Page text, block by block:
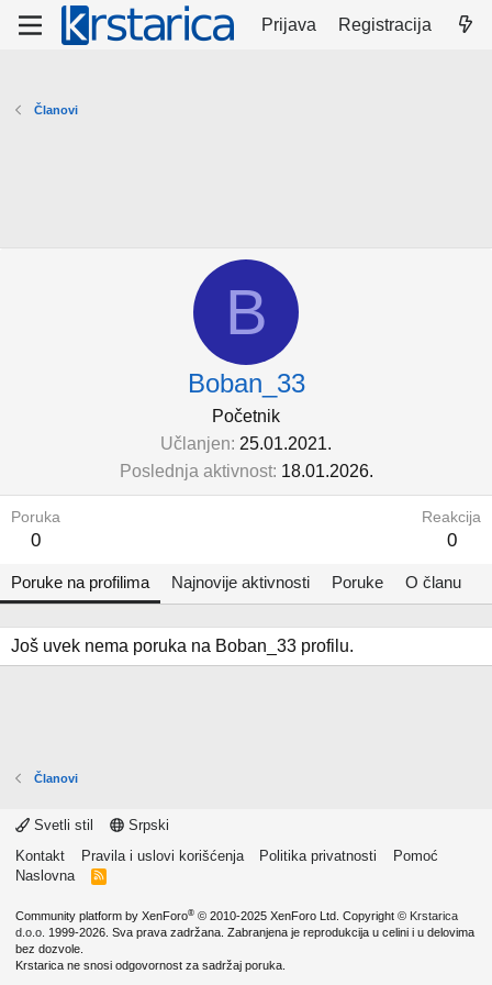
Prijava Registracija
Članovi
B
Boban_33
Početnik
Učlanjen 25.01.2021.
Poslednja aktivnost 18.01.2026.
Poruka
0
Reakcija
0
Poruke na profilima Najnovije aktivnosti Poruke O članu
Još uvek nema poruka na Boban_33 profilu.
Članovi
Svetli stil
Srpski
Kontakt
Pravila i uslovi korišćenja Politika privatnosti
Pomoć
Naslovna
R
Community platform by XenForo® © 2010-2025 XenForo Ltd. Copyright © Krstarica
d.o.o. 1999-2026. Sva prava zadržana. Zabranjena je reprodukcija u celini i u delovima
bez dozvole.
Krstarica ne snosi odgovornost za sadržaj poruka.